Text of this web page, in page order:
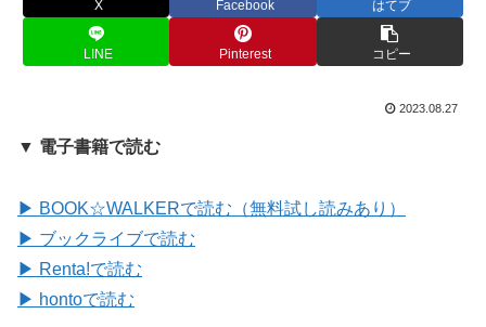
X Facebook はてブ
LINE Pinterest コピー
2023.08.27
▼ 電子書籍で読む
▶ BOOK☆WALKERで読む（無料試し読みあり）
▶ ブックライブで読む
▶ Renta!で読む
▶ hontoで読む